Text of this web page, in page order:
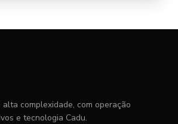
complexidade, com operação
e tecnologia Cadu.